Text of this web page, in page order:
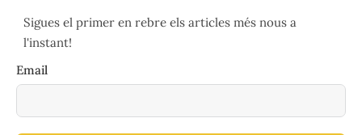
Sigues el primer en rebre els articles més nous a
l'instant!
Email